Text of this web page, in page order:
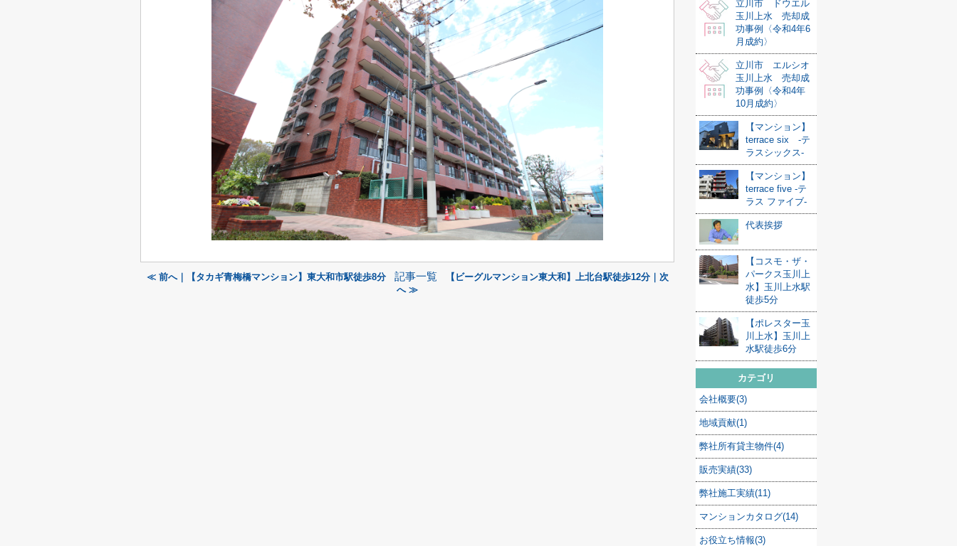
≪ 前へ｜【タカギ青梅橋マンション】東大和市駅徒歩8分 記事一覧
【ビーグルマンション東大和】上北台駅徒歩12分｜次
へ ≫
立川市 ドウエル
玉川上水 売却成
功事例〈令和4年6
月成約〉
立川市 エルシオ
玉川上水 売却成
功事例〈令和4年
10月成約〉
【マンション】
terrace six -テ
ラスシックス-
【マンション】
terrace five -テ
ラス ファイブ-
代表挨拶
【コスモ・ザ・
パークス玉川上
水】玉川上水駅
徒歩5分
【ポレスター玉
川上水】玉川上
水駅徒歩6分
カテゴリ
会社概要(3)
地域貢献(1)
弊社所有貸主物件(4)
販売実績(33)
弊社施工実績(11)
マンションカタログ(14)
お役立ち情報(3)